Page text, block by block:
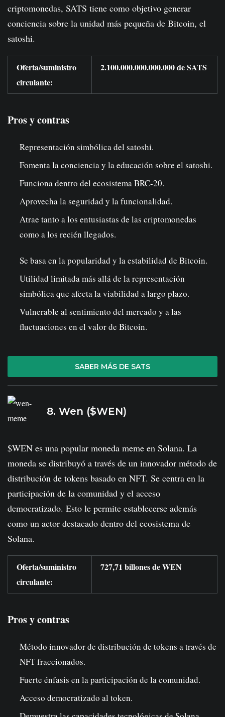
criptomonedas, SATS tiene como objetivo generar
conciencia sobre la unidad más pequeña de Bitcoin, el
satoshi.
Oferta/suministro
circulante:
2.100.000.000.000.000 de SATS
Pros y contras
Representación simbólica del satoshi.
Fomenta la conciencia y la educación sobre el satoshi.
Funciona dentro del ecosistema BRC-20.
Aprovecha la seguridad y la funcionalidad.
Atrae tanto a los entusiastas de las criptomonedas
como a los recién llegados.
Se basa en la popularidad y la estabilidad de Bitcoin.
Utilidad limitada más allá de la representación
simbólica que afecta la viabilidad a largo plazo.
Vulnerable al sentimiento del mercado y a las
fluctuaciones en el valor de Bitcoin.
SABER MÁS DE SATS
8. Wen ($WEN)
$WEN es una popular moneda meme en Solana. La
moneda se distribuyó a través de un innovador método de
distribución de tokens basado en NFT. Se centra en la
participación de la comunidad y el acceso
democratizado. Esto le permite establecerse además
como un actor destacado dentro del ecosistema de
Solana.
Oferta/suministro
circulante:
727,71 billones de WEN
Pros y contras
Método innovador de distribución de tokens a través de
NFT fraccionados.
Fuerte énfasis en la participación de la comunidad.
Acceso democratizado al token.